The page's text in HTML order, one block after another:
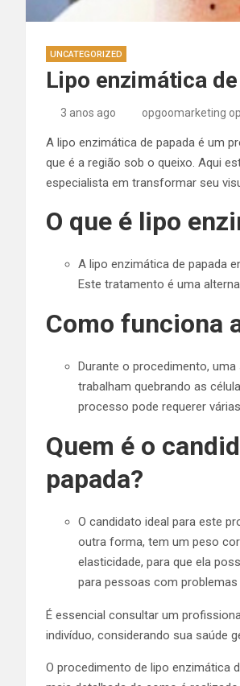
UNCATEGORIZED
Lipo enzimática
3 anos ago opgoomarketing
A lipo enzimática de papada é um
que é a região sob o queixo. Aqui
especialista em transformar seu
O que é lipo
A lipo enzimática de papada
Este tratamento é uma
Como funciona
Durante o procedimento,
trabalham quebrando as
processo pode requerer
Quem é o
papada?
O candidato ideal para este
outra forma, tem um peso
elasticidade, para que ela
para pessoas com
É essencial consultar um
indivíduo, considerando sua saúde
O procedimento de lipo enzimática